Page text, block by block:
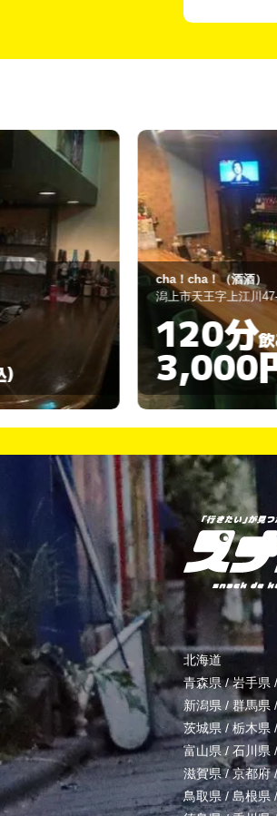
cha！cha！（酒酒）
潟上市天王字上江川47-
120分飲
3,000
北海道
青森県/岩手県 /
新潟県 / 群馬県 /
茨城県 / 栃木県 /
富山県/ 石川県 /
滋賀県/京都府
鳥取県/島根県